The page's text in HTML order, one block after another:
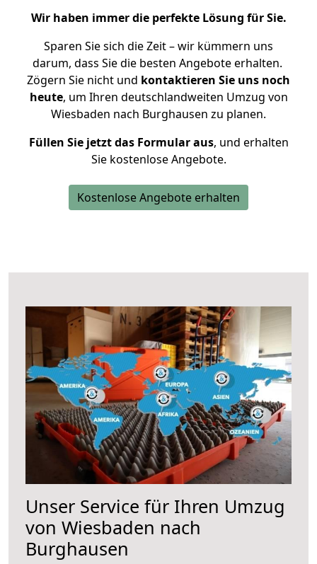
Wir haben immer die perfekte Lösung für Sie.
Sparen Sie sich die Zeit – wir kümmern uns
darum, dass Sie die besten Angebote erhalten.
Zögern Sie nicht und kontaktieren Sie uns noch
heute, um Ihren deutschlandweiten Umzug von
Wiesbaden nach Burghausen zu planen.
Füllen Sie jetzt das Formular aus, und erhalten
Sie kostenlose Angebote.
Kostenlose Angebote erhalten
Unser Service für Ihren Umzug
von Wiesbaden nach
Burghausen